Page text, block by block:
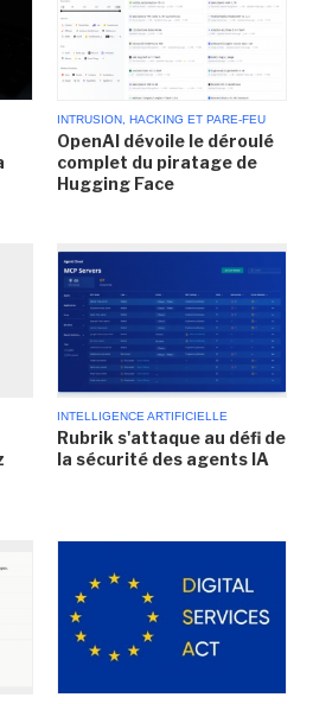
INTRUSION, HACKING ET PARE-FEU
OpenAI dévoile le déroulé
complet du piratage de
Hugging Face
INTELLIGENCE ARTIFICIELLE
Rubrik s'attaque au défi de
la sécurité des agents IA